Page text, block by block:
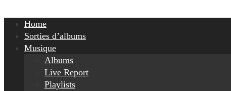
Home
Sorties d’albums
Musique
Albums
Live Report
Playlists